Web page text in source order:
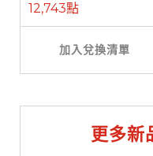
12,743點
加入兌換清單
更多新